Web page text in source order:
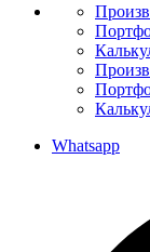
Whatsapp